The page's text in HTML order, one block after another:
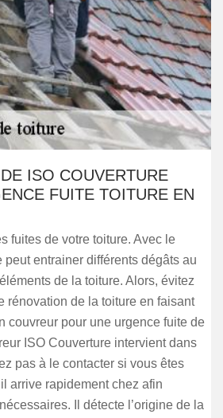
ISO COUVERTURE
FUITE TOITURE EN
fuites de votre toiture. Avec le
peut entrainer différents dégâts au
de la toiture. Alors, évitez
rénovation de la toiture en faisant
couvreur pour une urgence fuite de
ISO Couverture intervient dans
pas à le contacter si vous êtes
arrive rapidement chez afin
Il détecte l’origine de la